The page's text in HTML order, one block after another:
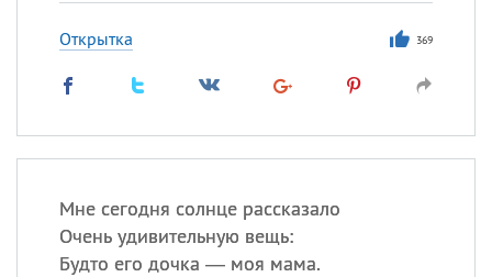
Открытка 369
Мне сегодня солнце рассказало
Очень удивительную вещь:
Будто его дочка — моя мама.
Посмотреть значениеи
происхождение